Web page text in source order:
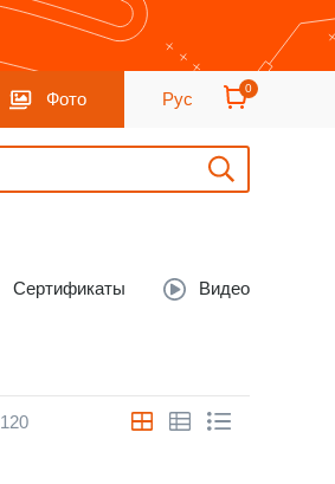
Фото Рус
0
Сертификаты Видео
120